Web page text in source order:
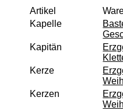
Kerzenhalter &
Laubsäge und
Laubsägevorlagen
Räucherkerzen
Artikel
Kapelle
Kapitän
Kerze
Kerzen